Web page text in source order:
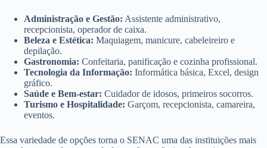
Administração e Gestão: Assistente administrativo,
recepcionista, operador de caixa.
Beleza e Estética: Maquiagem, manicure, cabeleireiro e
depilação.
Gastronomia: Confeitaria, panificação e cozinha profissional.
Tecnologia da Informação: Informática básica, Excel, design
gráfico.
Saúde e Bem-estar: Cuidador de idosos, primeiros socorros.
Turismo e Hospitalidade: Garçom, recepcionista, camareira,
eventos.
Essa variedade de opções torna o SENAC uma das instituições mais